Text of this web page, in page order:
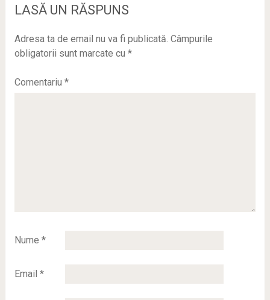
LASĂ UN RĂSPUNS
Adresa ta de email nu va fi publicată. Câmpurile
obligatorii sunt marcate cu *
Comentariu *
Nume *
Email *